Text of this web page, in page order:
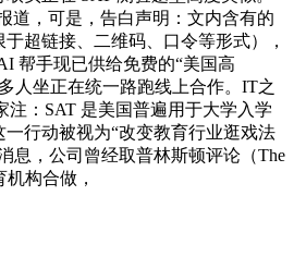
道，可是，告白声明：文内含有的
超链接、二维码、口令等形式），
帮手现已供给免费的“美国高
人坐正在统一路跑线上合作。IT之
注：SAT 是美国普遍用于大学入学
行动被视为“改变教育行业逛戏法
息，公司曾经取普林斯顿评论（The
机构合做，